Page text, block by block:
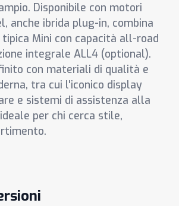
Disponibile con motori
anche ibrida plug-in, combina
Mini con capacità all-road
integrale ALL4 (optional).
con materiali di qualità e
tra cui l'iconico display
e sistemi di assistenza alla
per chi cerca stile,